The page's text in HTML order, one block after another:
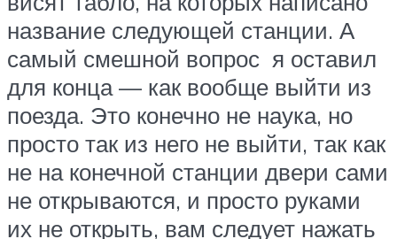
название следующей станции. А
самый смешной вопрос я оставил
для конца — как вообще выйти из
поезда. Это конечно не наука, но
просто так из него не выйти, так как
не на конечной станции двери сами
не открываются, и просто руками
их не открыть, вам следует нажать